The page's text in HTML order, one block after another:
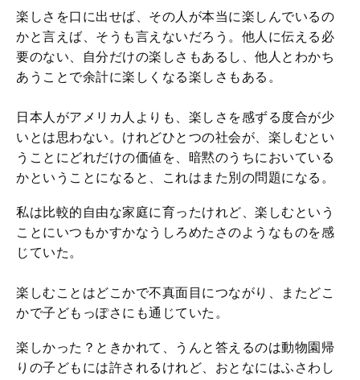
楽しさを口に出せば、その人が本当に楽しんでいるの
かと言えば、そうも言えないだろう。他人に伝える必
要のない、自分だけの楽しさもあるし、他人とわかち
あうことで余計に楽しくなる楽しさもある。
日本人がアメリカ人よりも、楽しさを感ずる度合が少
いとは思わない。けれどひとつの社会が、楽しむとい
うことにどれだけの価値を、暗黙のうちにおいている
かということになると、これはまた別の問題になる。
私は比較的自由な家庭に育ったけれど、楽しむという
ことにいつもかすかなうしろめたさのようなものを感
じていた。
楽しむことはどこかで不真面目につながり、またどこ
かで子どもっぽさにも通じていた。
楽しかった？ときかれて、うんと答えるのは動物園帰
りの子どもには許されるけれど、おとなにはふさわし